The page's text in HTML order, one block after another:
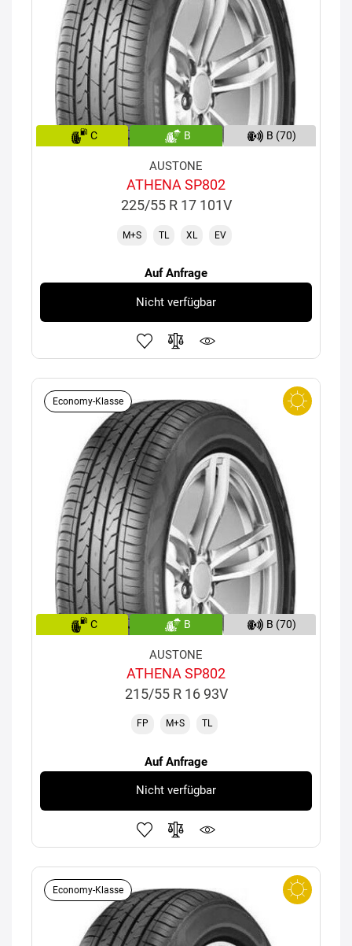
C B B (70)
AUSTONE
ATHENA SP802
225/55 R 17 101V
M+S TL XL EV
Auf Anfrage
Nicht verfügbar
Economy-Klasse
C B B (70)
AUSTONE
ATHENA SP802
215/55 R 16 93V
FP M+S TL
Auf Anfrage
Nicht verfügbar
Economy-Klasse